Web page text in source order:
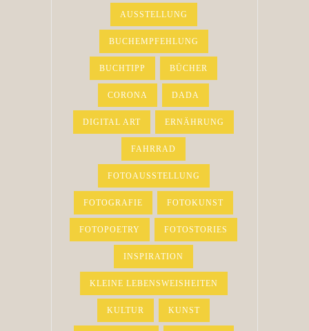
AUSSTELLUNG
BUCHEMPFEHLUNG
BUCHTIPP BÜCHER
CORONA DADA
DIGITAL ART ERNÄHRUNG
FAHRRAD
FOTOAUSSTELLUNG
FOTOGRAFIE FOTOKUNST
FOTOPOETRY FOTOSTORIES
INSPIRATION
KLEINE LEBENSWEISHEITEN
KULTUR KUNST